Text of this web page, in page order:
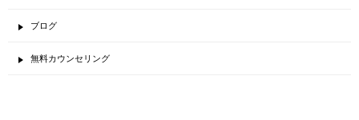
ブログ
無料カウンセリング